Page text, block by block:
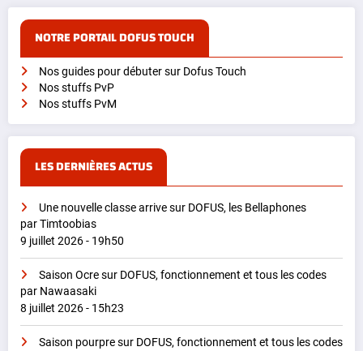
NOTRE PORTAIL DOFUS TOUCH
Nos guides pour débuter sur Dofus Touch
Nos stuffs PvP
Nos stuffs PvM
LES DERNIÈRES ACTUS
Une nouvelle classe arrive sur DOFUS, les Bellaphones
par Timtoobias
9 juillet 2026 - 19h50
Saison Ocre sur DOFUS, fonctionnement et tous les codes
par Nawaasaki
8 juillet 2026 - 15h23
Saison pourpre sur DOFUS, fonctionnement et tous les codes